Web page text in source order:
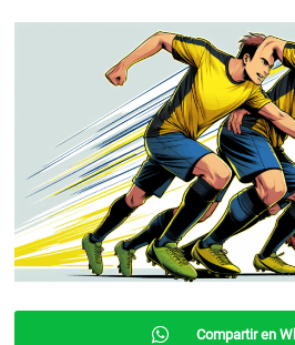
Compartir en